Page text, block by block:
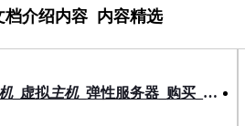
档介绍内容 内容精选
_虚拟主机_弹性服务器_购买_租用